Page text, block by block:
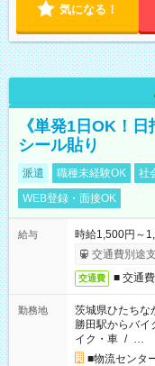
気になる！
《単発1日OK！
シール貼り
派遣 職種未経験OK 社
WEB登録・面接OK
給与
時給1,500円～
交通費別途
交通費 ■ 交通
勤務地
茨城県ひたちな
勝田駅からバイ
イク・車 / …
■物流センタ